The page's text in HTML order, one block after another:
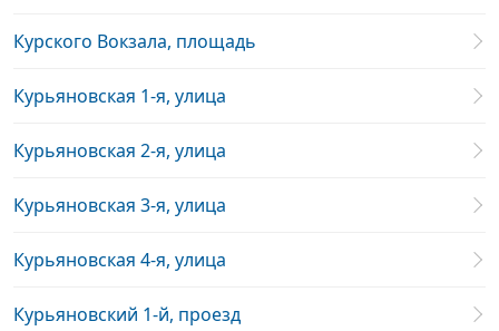
Курского Вокзала, площадь
Курьяновская 1-я, улица
Курьяновская 2-я, улица
Курьяновская 3-я, улица
Курьяновская 4-я, улица
Курьяновский 1-й, проезд